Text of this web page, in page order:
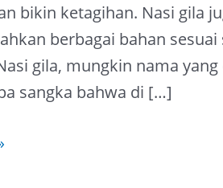
bikin ketagihan. Nasi gila
berbagai bahan
gila, mungkin nama
sangka bahwa di […]